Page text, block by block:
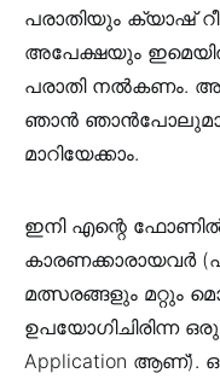
പരാതിയും ക്യാഷ്
അപേക്ഷയും
പരാതി നൽകണം.
ഞാൻ
മാറിയേക്കാം.
ഇനി എന്റെ
കാരണക്കാരായവർ
മത്സരങ്ങളും മറ്റും
ഉപയോഗിചിരിന്ന
Application